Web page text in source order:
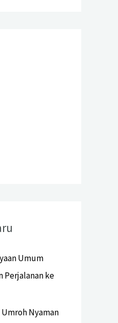
Umum
Perjalanan ke
Nyaman